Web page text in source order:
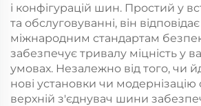
і конфігурацій шин. Простий у
та обслуговуванні, він відповідає
міжнародним стандартам
забезпечує тривалу міцність у
умовах. Незалежно від того, чи
нові установки чи
верхній з'єднувач шини